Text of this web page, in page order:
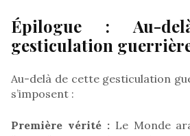
Épilogue : Au-
gesticulation
Au-delà de cette gesticulation
s’imposent :
Première vérité :Le Monde